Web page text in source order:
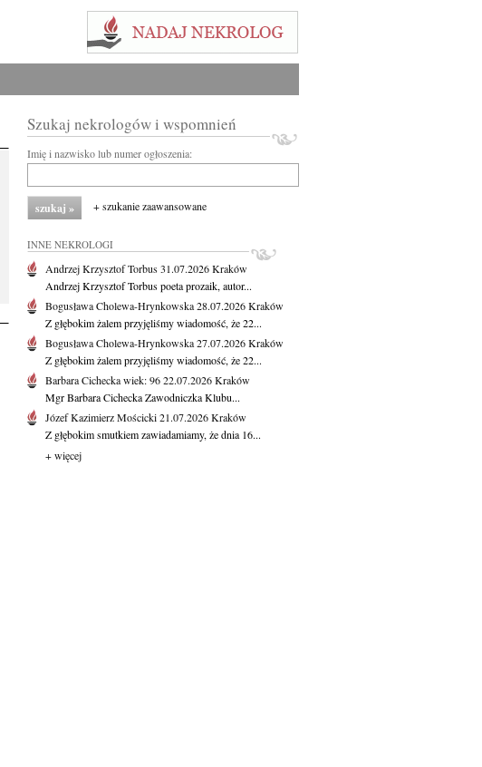
Szukaj nekrologów i wspomnień
Imię i nazwisko lub numer ogłoszenia:
+ szukanie zaawansowane
INNE NEKROLOGI
Andrzej Krzysztof Torbus31.07.2026Kraków
Andrzej Krzysztof Torbus poeta prozaik, autor...
Bogusława Cholewa-Hrynkowska28.07.2026Kraków
Z głębokim żalem przyjęliśmy wiadomość, że 22...
Bogusława Cholewa-Hrynkowska27.07.2026Kraków
Z głębokim żalem przyjęliśmy wiadomość, że 22...
Barbara Cicheckawiek: 9622.07.2026Kraków
Mgr Barbara Cichecka Zawodniczka Klubu...
Józef Kazimierz Mościcki21.07.2026Kraków
Z głębokim smutkiem zawiadamiamy, że dnia 16...
+ więcej